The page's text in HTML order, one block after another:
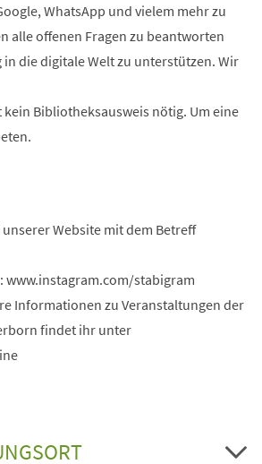
WhatsApp und vielem mehr zu
alle offenen Fragen zu beantworten
in die digitale Welt zu unterstützen. Wir
kein Bibliotheksausweis nötig. Um eine
Website mit dem Betreff
www.instagram.com/stabigram
Informationen zu Veranstaltungen der
findet ihr unter